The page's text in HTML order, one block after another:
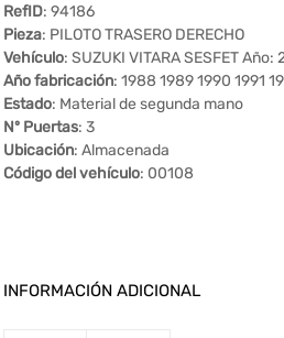
RefID: 94186
Pieza: PILOTO TRASERO DERECHO
Vehículo: SUZUKI VITARA SESFET Año:
Año fabricación: 1988 1989 1990 1991
Estado: Material de segunda mano
Nº Puertas: 3
Ubicación: Almacenada
Código del vehículo: 00108
INFORMACIÓN ADICIONAL